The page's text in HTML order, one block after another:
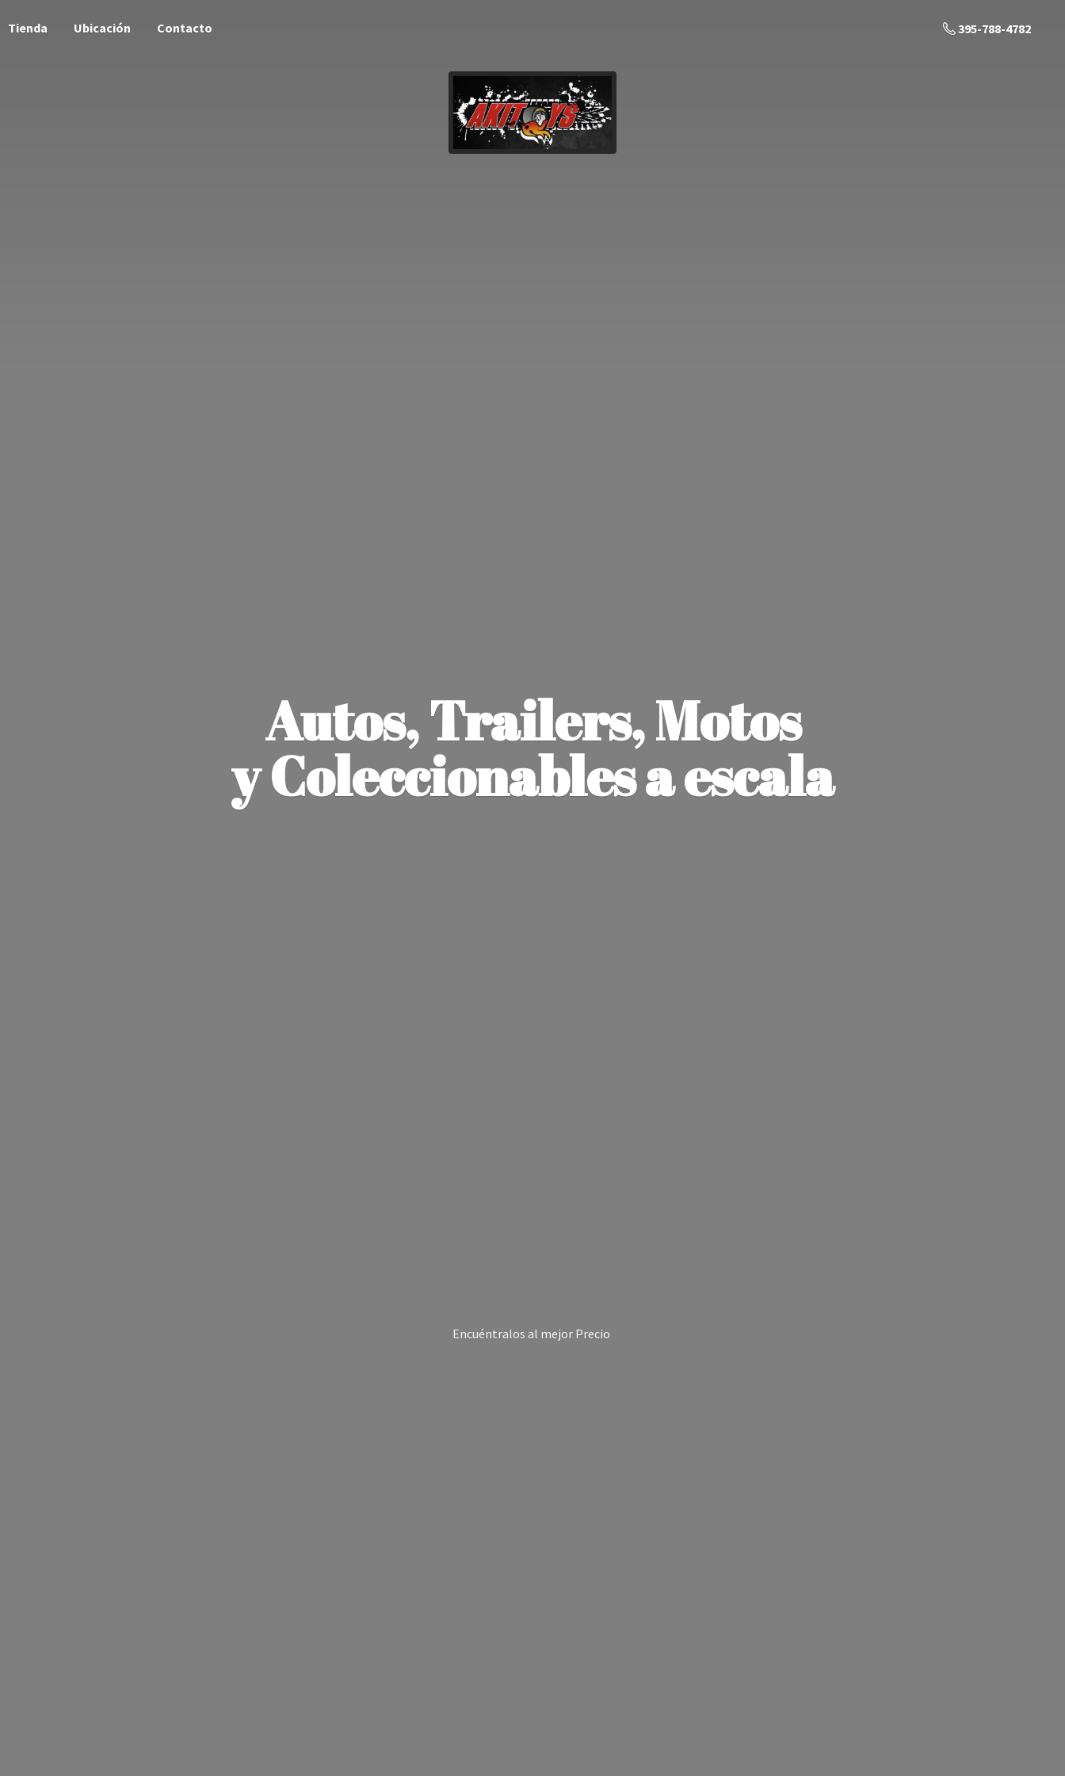
Tienda Ubicación Contacto 395-788-4782
Autos, Trailers, Motos
y Coleccionablesa escala
Encuéntralos al mejor Precio